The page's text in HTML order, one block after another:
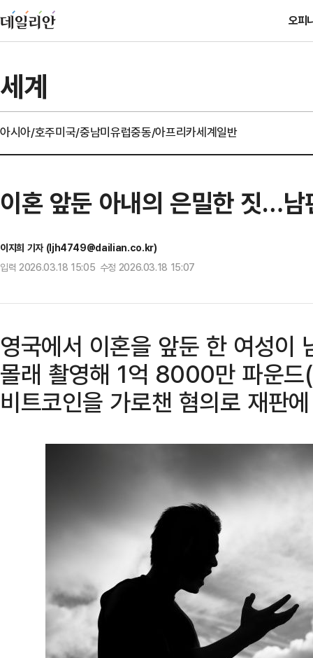
오피
세계
아시아/호주미국/중남미유럽중동/아프리카세계일반
이혼 앞둔 아내의 은밀한 짓…남
이지희 기자 (ljh4749@dailian.co.kr)
입력 2026.03.18 15:05 수정 2026.03.18 15:07
영국에서 이혼을 앞둔 한 여성이
몰래 촬영해 1억 8000만 파운
비트코인을 가로챈 혐의로 재판